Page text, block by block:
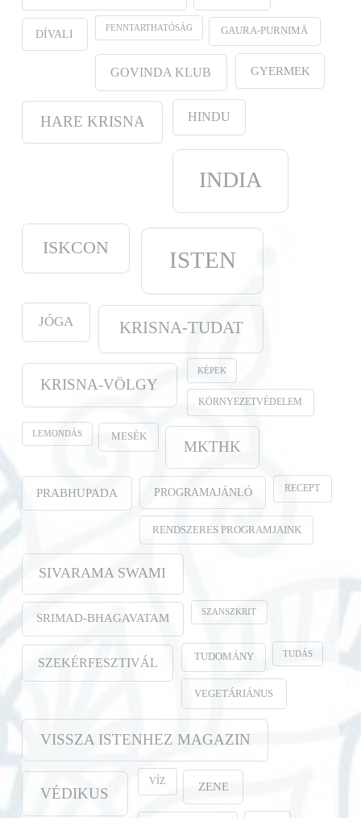
DÍVALI FENNTARTHATÓSÁG GAURA-PURṆIMĀ
GOVINDA KLUB GYERMEK
HARE KRISNA HINDU
INDIA
ISKCON ISTEN
JÓGA KRISNA-TUDAT
KRISNA-VÖLGY
KÉPEK
KÖRNYEZETVÉDELEM
LEMONDÁS MESÉK
MKTHK
PRABHUPADA PROGRAMAJÁNLÓ RECEPT
RENDSZERES PROGRAMJAINK
SIVARAMA SWAMI
SRIMAD-BHAGAVATAM SZANSZKRIT
SZEKÉRFESZTIVÁL TUDOMÁNY TUDÁS
VEGETÁRIÁNUS
VISSZA ISTENHEZ MAGAZIN
VÉDIKUS
VÍZ ZENE